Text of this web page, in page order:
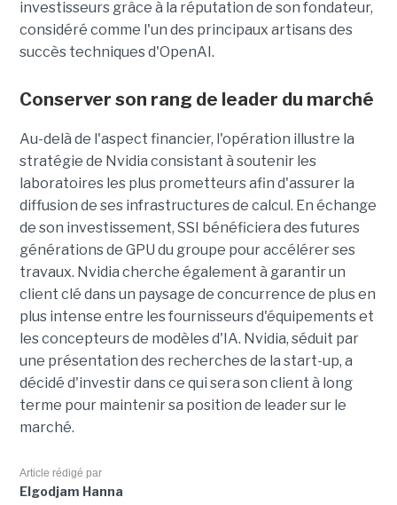
investisseurs grâce à la réputation de son fondateur,
considéré comme l'un des principaux artisans des
succès techniques d'OpenAI.
Conserver son rang de leader du marché
Au-delà de l'aspect financier, l'opération illustre la
stratégie de Nvidia consistant à soutenir les
laboratoires les plus prometteurs afin d'assurer la
diffusion de ses infrastructures de calcul. En échange
de son investissement, SSI bénéficiera des futures
générations de GPU du groupe pour accélérer ses
travaux. Nvidia cherche également à garantir un
client clé dans un paysage de concurrence de plus en
plus intense entre les fournisseurs d'équipements et
les concepteurs de modèles d'IA. Nvidia, séduit par
une présentation des recherches de la start-up, a
décidé d'investir dans ce qui sera son client à long
terme pour maintenir sa position de leader sur le
marché.
Article rédigé par
Elgodjam Hanna